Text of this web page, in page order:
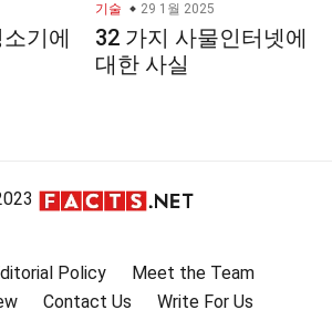
기에
기술 29 1월 2025
32 가지 사물인터넷에
대한 사실
Policy
Meet the Team
Contact Us
Write For Us